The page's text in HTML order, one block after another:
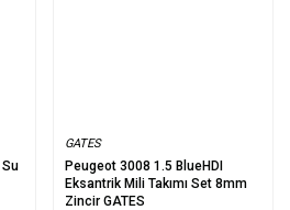
GATES
Peugeot 3008 1.5 BlueHDI
Eksantrik Mili Takımı Set 8mm
Zincir GATES